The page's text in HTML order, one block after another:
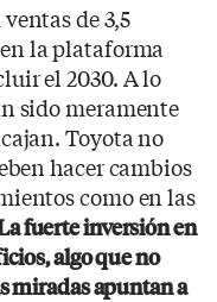
de 3,5
la plataforma
el 2030. A lo
sido meramente
Toyota no
hacer cambios
como en las
fuerte inversión en
algo que no
miradas apuntan a